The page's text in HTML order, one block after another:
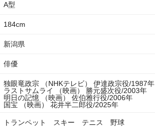
A型
184cm
新潟県
俳優
独眼竜政宗 （NHKテレビ） 伊達政宗役/1987年
ラストサムライ （映画） 勝元盛次役/2003年
明日の記憶 （映画） 佐伯雅行役/2006年
国宝 （映画） 花井半二郎役/2025年
トランペット スキー テニス 野球